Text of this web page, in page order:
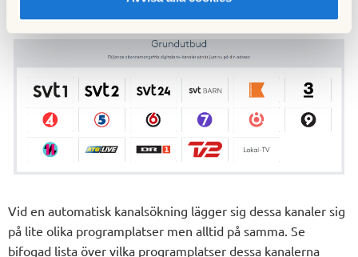
grundkanalutbud som gäller för föreningen:
Vid en automatisk kanalsökning lägger sig dessa kanaler sig
på lite olika programplatser men alltid på samma. Se
bifogad lista över vilka programplatser dessa kanalerna